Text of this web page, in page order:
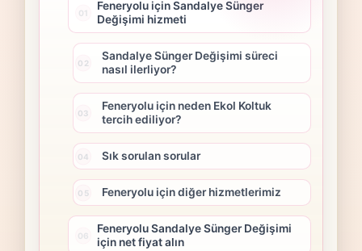
Feneryolu için Sandalye Sünger
Değişimi hizmeti
Sandalye Sünger Değişimi süreci
nasıl ilerliyor?
Feneryolu için neden Ekol Koltuk
tercih ediliyor?
Sık sorulan sorular
Feneryolu için diğer hizmetlerimiz
Feneryolu Sandalye Sünger Değişimi
için net fiyat alın